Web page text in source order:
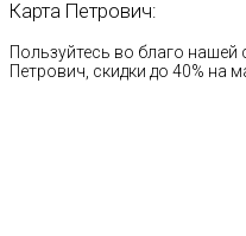
Карта Петрович:
Пользуйтесь во благо нашей
Петрович, скидки до 40% на